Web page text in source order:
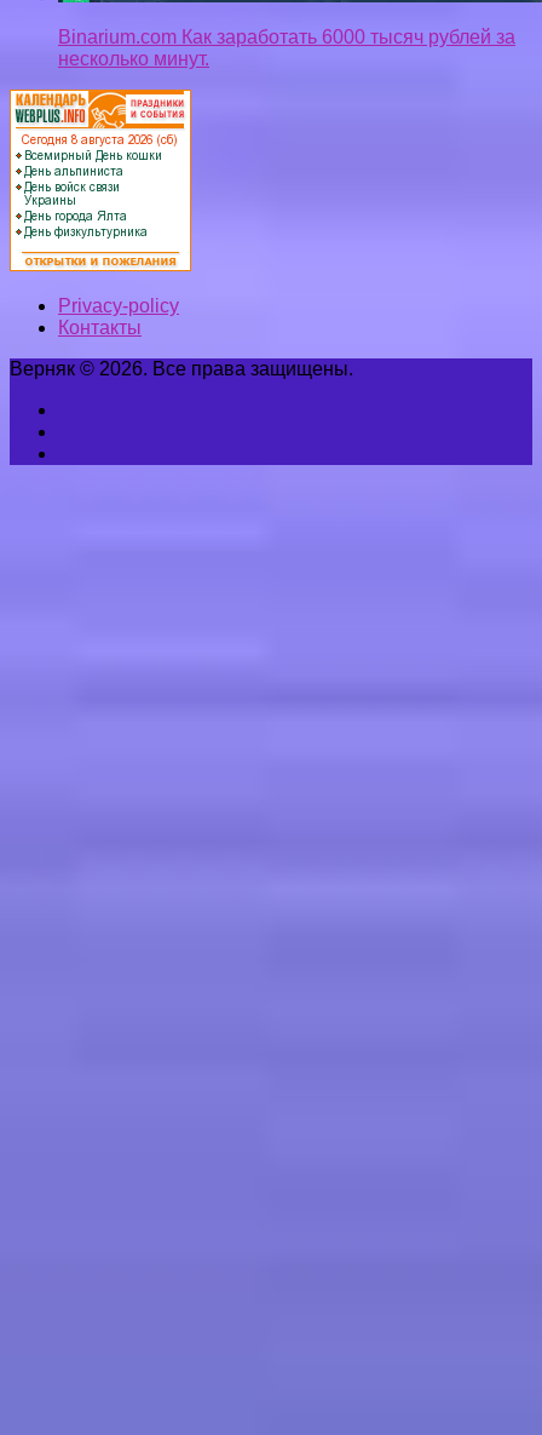
Binarium.com Как заработать 6000 тысяч рублей за
несколько минут.
Privacy-policy
Контакты
Верняк © 2026. Все права защищены.